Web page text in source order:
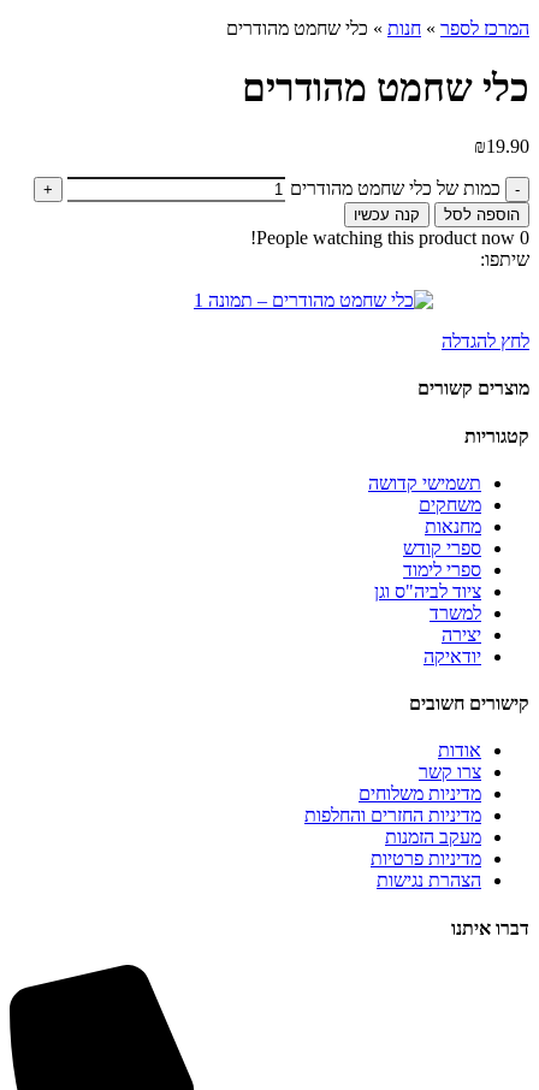
המרכז לספר » חנות » כלי שחמט מהודרים
כלי שחמט מהודרים
₪19.90
כמות של כלי שחמט מהודרים
הוספה לסל קנה עכשיו
0
People watching this product now!
שיתפו:
לחץ להגדלה
מוצרים קשורים
קטגוריות
תשמישי קדושה
משחקים
מחנאות
ספרי קודש
ספרי לימוד
ציוד לביה"ס וגן
למשרד
יצירה
יודאיקה
קישורים חשובים
אודות
צרו קשר
מדיניות משלוחים
מדיניות החזרים והחלפות
מעקב הזמנות
מדיניות פרטיות
הצהרת נגישות
דברו איתנו